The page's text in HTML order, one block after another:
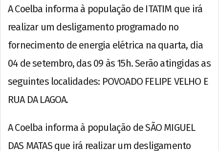
A Coelba informa à população de ITATIM que irá
realizar um desligamento programado no
fornecimento de energia elétrica na quarta, dia
04 de setembro, das 09 às 15h. Serão atingidas as
seguintes localidades: POVOADO FELIPE VELHO E
RUA DA LAGOA.
A Coelba informa à população de SÃO MIGUEL
DAS MATAS que irá realizar um desligamento